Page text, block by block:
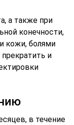
а также при
конечности,
кожи, болями
и
в течение